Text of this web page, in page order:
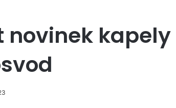
novinek kapely